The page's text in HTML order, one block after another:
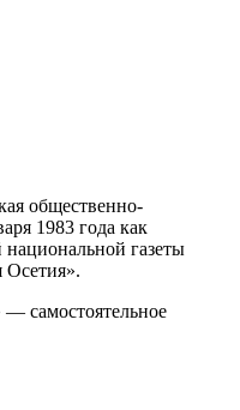
общественно-
1983 года как
газеты
самостоятельное